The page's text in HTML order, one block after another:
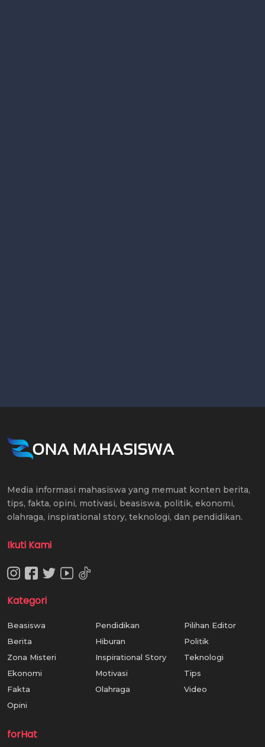
Media informasi mahasiswa yang memuat konten berita,
tips, fakta, opini, motivasi, beasiswa, politik, ekonomi,
olahraga, inspirational story, teknologi, dan pendidikan.
Ikuti Kami
Kategori
Beasiswa
Berita
Zona Misteri
Ekonomi
Fakta
Opini
Pendidikan
Hiburan
Inspirational Story
Motivasi
Olahraga
Pilihan Editor
Politik
Teknologi
Tips
Video
forHat